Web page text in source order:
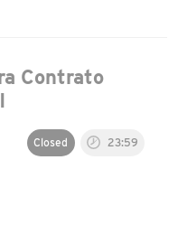
Contrato
Closed 23:59